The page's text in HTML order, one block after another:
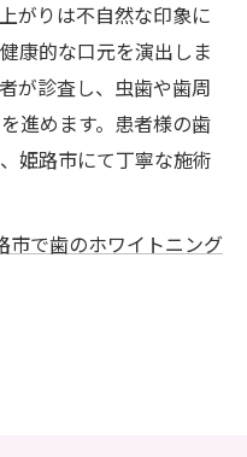
がりは不自然な印象に
康的な口元を演出しま
が診査し、虫歯や歯周
進めます。患者様の歯
姫路市にて丁寧な施術
市で歯のホワイトニング